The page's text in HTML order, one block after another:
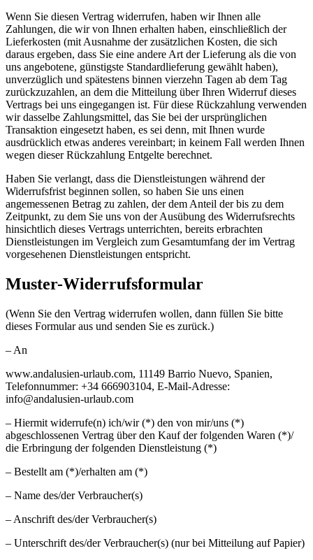
Wenn Sie diesen Vertrag widerrufen, haben wir Ihnen alle
Zahlungen, die wir von Ihnen erhalten haben, einschließlich der
Lieferkosten (mit Ausnahme der zusätzlichen Kosten, die sich
daraus ergeben, dass Sie eine andere Art der Lieferung als die von
uns angebotene, günstigste Standardlieferung gewählt haben),
unverzüglich und spätestens binnen vierzehn Tagen ab dem Tag
zurückzuzahlen, an dem die Mitteilung über Ihren Widerruf dieses
Vertrags bei uns eingegangen ist. Für diese Rückzahlung verwenden
wir dasselbe Zahlungsmittel, das Sie bei der ursprünglichen
Transaktion eingesetzt haben, es sei denn, mit Ihnen wurde
ausdrücklich etwas anderes vereinbart; in keinem Fall werden Ihnen
wegen dieser Rückzahlung Entgelte berechnet.
Haben Sie verlangt, dass die Dienstleistungen während der
Widerrufsfrist beginnen sollen, so haben Sie uns einen
angemessenen Betrag zu zahlen, der dem Anteil der bis zu dem
Zeitpunkt, zu dem Sie uns von der Ausübung des Widerrufsrechts
hinsichtlich dieses Vertrags unterrichten, bereits erbrachten
Dienstleistungen im Vergleich zum Gesamtumfang der im Vertrag
vorgesehenen Dienstleistungen entspricht.
Muster-Widerrufsformular
(Wenn Sie den Vertrag widerrufen wollen, dann füllen Sie bitte
dieses Formular aus und senden Sie es zurück.)
– An
www.andalusien-urlaub.com, 11149 Barrio Nuevo, Spanien,
Telefonnummer: +34 666903104, E-Mail-Adresse:
info@andalusien-urlaub.com
– Hiermit widerrufe(n) ich/wir (*) den von mir/uns (*)
abgeschlossenen Vertrag über den Kauf der folgenden Waren (*)/
die Erbringung der folgenden Dienstleistung (*)
– Bestellt am (*)/erhalten am (*)
– Name des/der Verbraucher(s)
– Anschrift des/der Verbraucher(s)
– Unterschrift des/der Verbraucher(s) (nur bei Mitteilung auf Papier)